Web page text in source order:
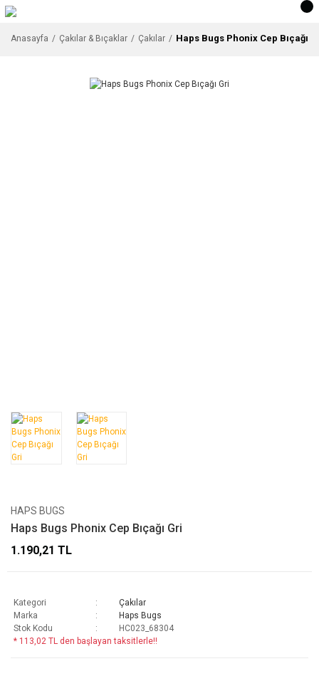
Anasayfa Çakılar & Bıçaklar Çakılar Haps Bugs Phonix Cep Bıçağı
HAPS BUGS
Haps Bugs Phonix Cep Bıçağı Gri
1.190,21 TL
Kategori
Çakılar
Marka
Haps Bugs
Stok Kodu
HC023_68304
* 113,02 TL den başlayan taksitlerle!!